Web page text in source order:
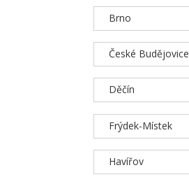
Brno
České Budějovice
Děčín
Frýdek-Místek
Havířov